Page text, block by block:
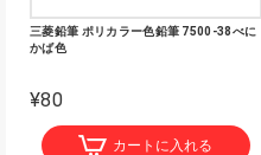
三菱鉛筆 ポリカラー色鉛筆 7500-38べに
かば色
¥80
カートに入れる